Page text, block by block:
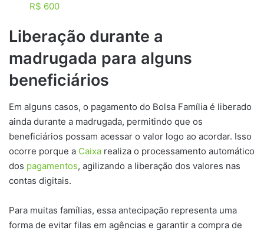
R$ 600
Liberação durante a
madrugada para alguns
beneficiários
Em alguns casos, o pagamento do Bolsa Família é liberado
ainda durante a madrugada, permitindo que os
beneficiários possam acessar o valor logo ao acordar. Isso
ocorre porque a Caixa realiza o processamento automático
dos pagamentos, agilizando a liberação dos valores nas
contas digitais.
Para muitas famílias, essa antecipação representa uma
forma de evitar filas em agências e garantir a compra de